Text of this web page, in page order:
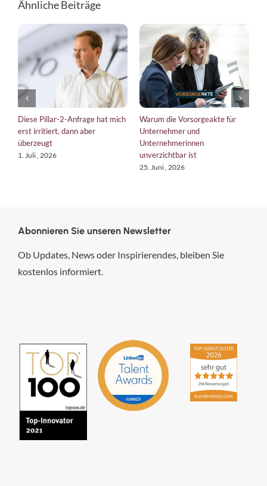
Ähnliche Beiträge
Diese Pillar-2-Anfrage hat mich
erst irritiert, dann aber
überzeugt
1. Juli , 2026
Warum die Vorsorgeakte für
Unternehmer und
Unternehmerinnen
unverzichtbar ist
25. Juni , 2026
Abonnieren Sie unseren Newsletter
Ob Updates, News oder Inspirierendes, bleiben Sie
kostenlos informiert.